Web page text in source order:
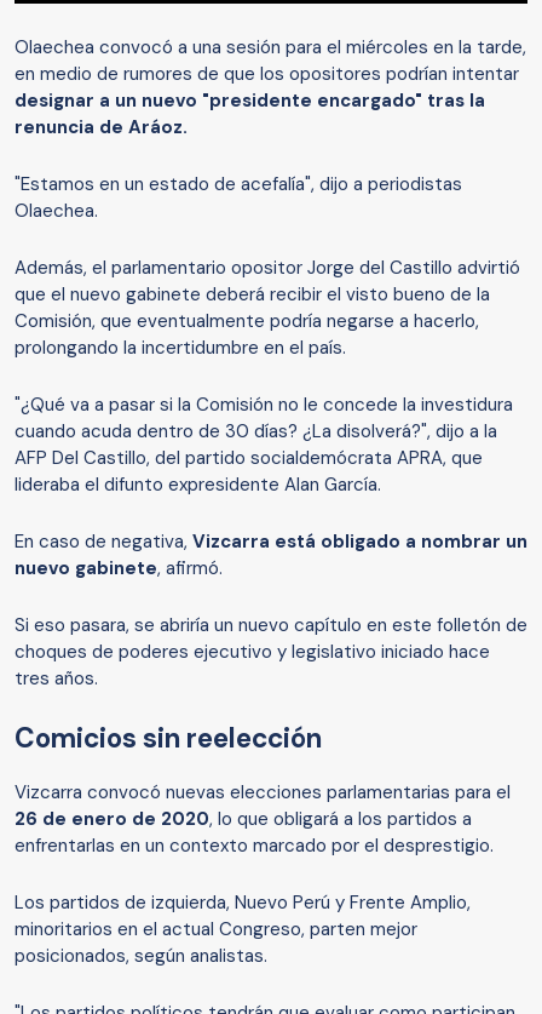
Olaechea convocó a una sesión para el miércoles en la tarde,
en medio de rumores de que los opositores podrían intentar
designar a un nuevo "presidente encargado" tras la
renuncia de Aráoz.
"Estamos en un estado de acefalía", dijo a periodistas
Olaechea.
Además, el parlamentario opositor Jorge del Castillo advirtió
que el nuevo gabinete deberá recibir el visto bueno de la
Comisión, que eventualmente podría negarse a hacerlo,
prolongando la incertidumbre en el país.
"¿Qué va a pasar si la Comisión no le concede la investidura
cuando acuda dentro de 30 días? ¿La disolverá?", dijo a la
AFP Del Castillo, del partido socialdemócrata APRA, que
lideraba el difunto expresidente Alan García.
En caso de negativa, Vizcarra está obligado a nombrar un
nuevo gabinete, afirmó.
Si eso pasara, se abriría un nuevo capítulo en este folletón de
choques de poderes ejecutivo y legislativo iniciado hace
tres años.
Comicios sin reelección
Vizcarra convocó nuevas elecciones parlamentarias para el
26 de enero de 2020, lo que obligará a los partidos a
enfrentarlas en un contexto marcado por el desprestigio.
Los partidos de izquierda, Nuevo Perú y Frente Amplio,
minoritarios en el actual Congreso, parten mejor
posicionados, según analistas.